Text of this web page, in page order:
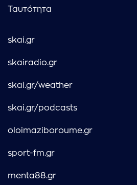
Ταυτότητα
skai.gr
skairadio.gr
skai.gr/weather
skai.gr/podcasts
oloimaziboroume.gr
sport-fm.gr
menta88.gr